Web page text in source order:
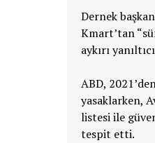
Dernek
Kmart’tan
aykırı
ABD,
yasaklarken,
listesi ile
tespit etti.